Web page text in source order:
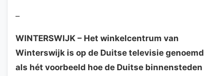
–
WINTERSWIJK – Het winkelcentrum van
Winterswijk is op de Duitse televisie genoemd
als hét voorbeeld hoe de Duitse binnensteden